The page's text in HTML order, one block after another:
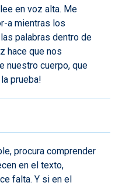
en voz alta. Me
a mientras los
palabras dentro de
hace que nos
nuestro cuerpo, que
prueba!
procura comprender
en el texto,
falta. Y si en el